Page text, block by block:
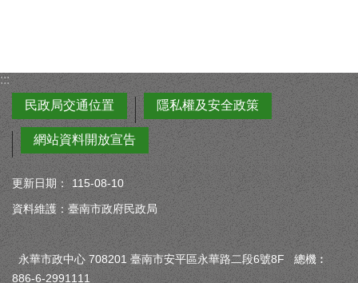
:::
民政局交通位置
隱私權及安全政策
網站資料開放宣告
更新日期：
115-08-10
資料維護：臺南市政府民政局
永華市政中心 708201 臺南市安平區永華路二段6號8F 總機︰
886-6-2991111